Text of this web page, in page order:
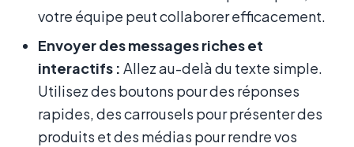
votre équipe peut collaborer efficacement.
Envoyer des messages riches et
interactifs : Allez au-delà du texte simple.
Utilisez des boutons pour des réponses
rapides, des carrousels pour présenter des
produits et des médias pour rendre vos